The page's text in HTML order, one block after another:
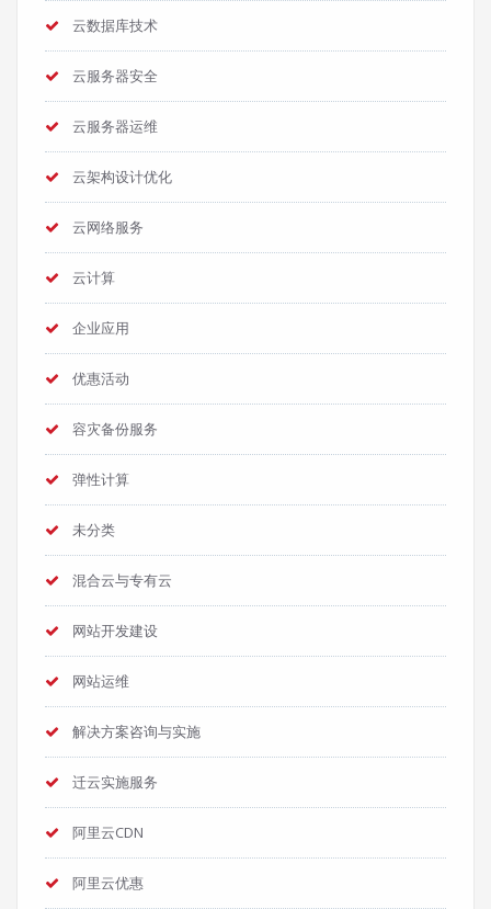
云数据库技术
云服务器安全
云服务器运维
云架构设计优化
云网络服务
云计算
企业应用
优惠活动
容灾备份服务
弹性计算
未分类
混合云与专有云
网站开发建设
网站运维
解决方案咨询与实施
迁云实施服务
阿里云CDN
阿里云优惠